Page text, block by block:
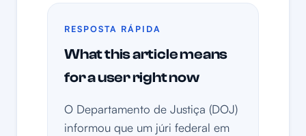
RESPOSTA RÁPIDA
What this article means
for a user right now
O Departamento de Justiça (DOJ)
informou que um júri federal em